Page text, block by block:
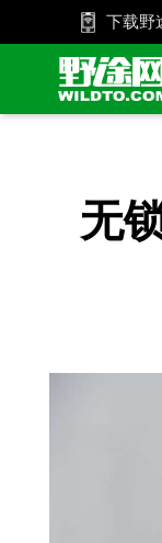
下载野
无